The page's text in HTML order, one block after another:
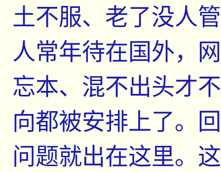
土不服、老了没人
人常年待在国外，
忘本、混不出头才
向都被安排上了。
问题就出在这里。